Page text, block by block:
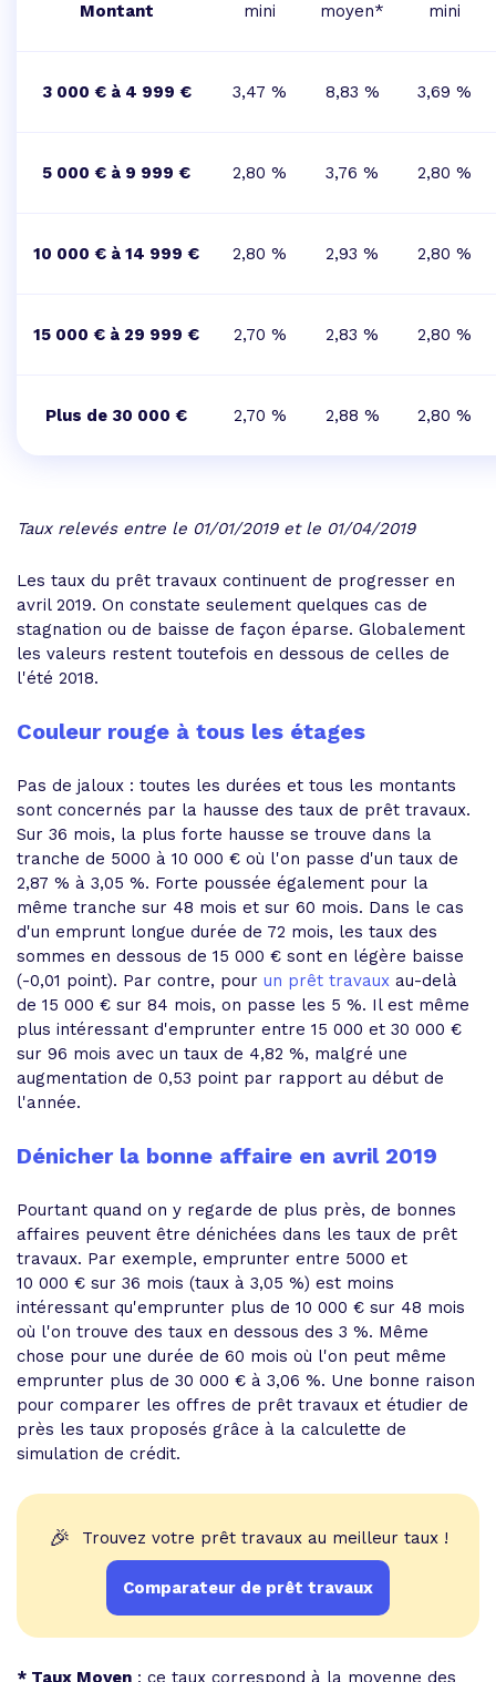
Montant mini moyen* mini
3 000 € à 4 999 € 3,47 % 8,83 % 3,69 %
5 000 € à 9 999 € 2,80 % 3,76 % 2,80 %
10 000 € à 14 999 € 2,80 % 2,93 % 2,80 %
15 000 € à 29 999 € 2,70 % 2,83 % 2,80 %
Plus de 30 000 € 2,70 % 2,88 % 2,80 %
Taux relevés entre le 01/01/2019 et le 01/04/2019
Les taux du prêt travaux continuent de progresser en
avril 2019. On constate seulement quelques cas de
stagnation ou de baisse de façon éparse. Globalement
les valeurs restent toutefois en dessous de celles de
l'été 2018.
Couleur rouge à tous les étages
Pas de jaloux : toutes les durées et tous les montants
sont concernés par la hausse des taux de prêt travaux.
Sur 36 mois, la plus forte hausse se trouve dans la
tranche de 5000 à 10 000 € où l'on passe d'un taux de
2,87 % à 3,05 %. Forte poussée également pour la
même tranche sur 48 mois et sur 60 mois. Dans le cas
d'un emprunt longue durée de 72 mois, les taux des
sommes en dessous de 15 000 € sont en légère baisse
(-0,01 point). Par contre, pour un prêt travaux au-delà
de 15 000 € sur 84 mois, on passe les 5 %. Il est même
plus intéressant d'emprunter entre 15 000 et 30 000 €
sur 96 mois avec un taux de 4,82 %, malgré une
augmentation de 0,53 point par rapport au début de
l'année.
Dénicher la bonne affaire en avril 2019
Pourtant quand on y regarde de plus près, de bonnes
affaires peuvent être dénichées dans les taux de prêt
travaux. Par exemple, emprunter entre 5000 et
10 000 € sur 36 mois (taux à 3,05 %) est moins
intéressant qu'emprunter plus de 10 000 € sur 48 mois
où l'on trouve des taux en dessous des 3 %. Même
chose pour une durée de 60 mois où l'on peut même
emprunter plus de 30 000 € à 3,06 %. Une bonne raison
pour comparer les offres de prêt travaux et étudier de
près les taux proposés grâce à la calculette de
simulation de crédit.
🎉 Trouvez votre prêt travaux au meilleur taux !
Comparateur de prêt travaux
* Taux Moyen : ce taux correspond à la moyenne des